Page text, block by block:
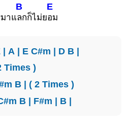
าแ
B
ลกก็ไม่ย
E
อม
| A | E C#m | D B |
Times )
B | ( 2 Times )
B | F#m | B |